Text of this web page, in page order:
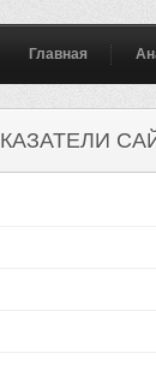
Главная